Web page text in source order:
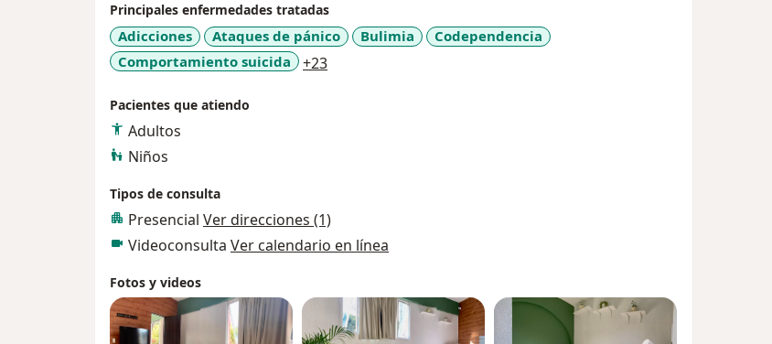
Principales enfermedades tratadas
Adicciones Ataques de pánico Bulimia
Codependencia
Comportamiento suicida
+23a11y_sr_more_diseases
Pacientes que atiendo
Adultos
Niños
Tipos de consulta
Presencial Ver direcciones (1)
Videoconsulta Ver calendario en línea
Fotos y videos